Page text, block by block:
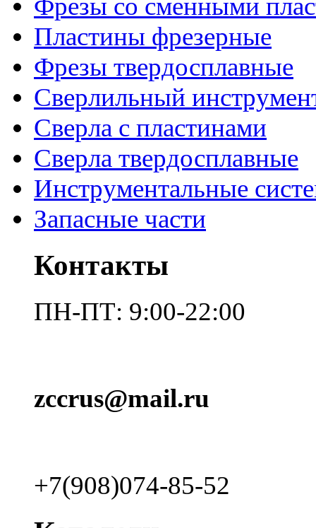
Фрезы со сменными
Пластины фрезерные
Фрезы твердосплавные
Сверлильный
Сверла с пластинами
Сверла твердосплавные
Инструментальные
Запасные части
Контакты
ПН-ПТ: 9:00-22:00
zccrus@mail.ru
+7(908)074-85-52